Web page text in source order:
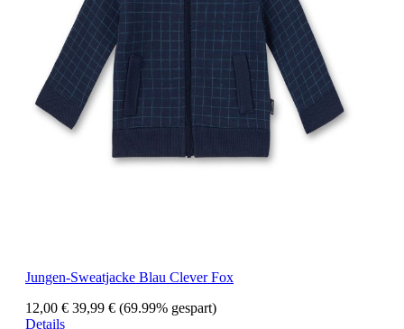
Jungen-Sweatjacke Blau Clever Fox
12,00 € 39,99 € (69.99% gespart)
Details